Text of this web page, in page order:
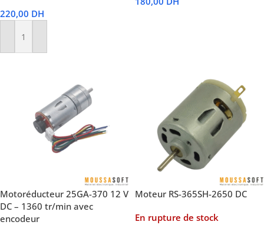
220,00 DH
Ajouter Au Panier
Motoréducteur 25GA-370 12 V
DC – 1360 tr/min avec
encodeur
Moteur RS-365SH-2650 DC
En rupture de stock